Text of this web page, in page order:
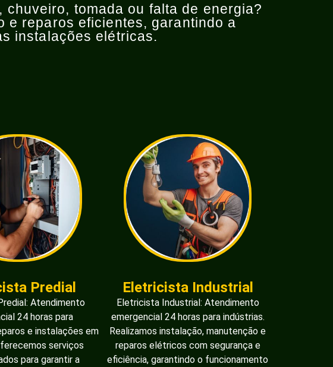
tomada ou falta de energia?
e reparos eficientes, garantindo a
instalações elétricas.
Predial
Atendimento
24 horas para
e instalações em
serviços
para garantir a
Eletricista Industrial
Eletricista Industrial: Atendimento
emergencial 24 horas para indústrias.
Realizamos instalação, manutenção e
reparos elétricos com segurança e
eficiência, garantindo o funcionamento